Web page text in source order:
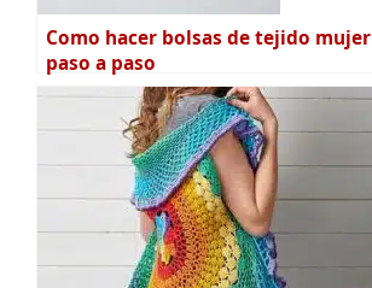
Como hacer bolsas de tejido mujer
paso a paso